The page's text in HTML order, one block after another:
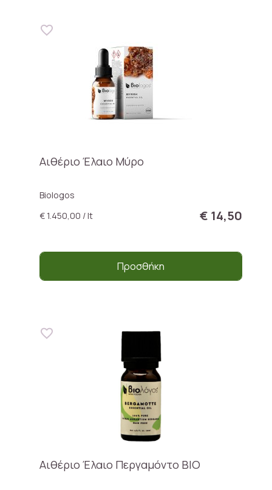
Αιθέριο Έλαιο Μύρο
Biologos
€ 1.450,00 / lt
€ 14,50
Προσθήκη
Αιθέριο Έλαιο Περγαμόντο BIO